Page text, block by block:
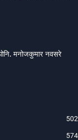
मनोजकुमार नवसरे
502
574